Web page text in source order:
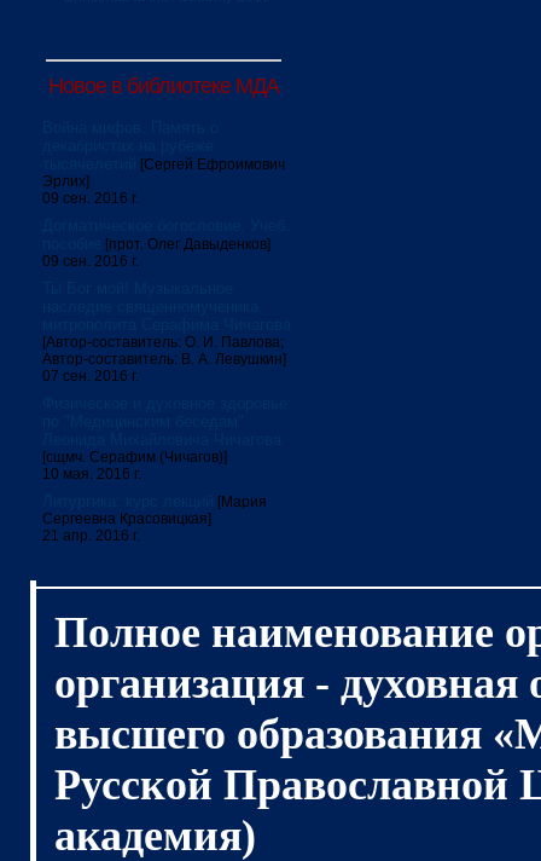
Новое в библиотеке МДА
[Сергей Ефроимович
Эрлих]
09 сен. 2016 г.
[прот. Олег Давыденков]
09 сен. 2016 г.
[Автор-составитель: О. И. Павлова;
Автор-составитель: В. А. Левушкин]
07 сен. 2016 г.
[сщмч. Серафим (Чичагов)]
10 мая. 2016 г.
[Мария
Сергеевна Красовицкая]
21 апр. 2016 г.
Полное наименование
организация - духовная
высшего образования
Русской Православной
академия)